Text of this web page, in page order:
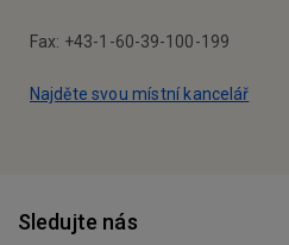
Fax: +43-1-60-39-100-199
Najděte svou místní kancelář
Sledujte nás